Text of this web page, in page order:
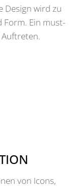
Design wird zu
Form. Ein must-
von Icons,